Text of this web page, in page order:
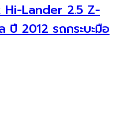
Hi-Lander 2.5 Z-
ปี 2012 รถกระบะมือ